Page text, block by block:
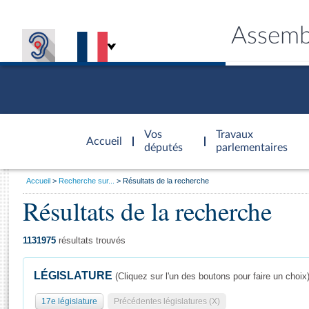
Accueil
d'accueil
Vos
députés
Travaux
parlementaires
Général
Vous
Accueil Recherche sur... Résultats de la recherche
Résultats de la recherche
1131975 résultats trouvés
LÉGISLATURE (Cliquez sur l'un des boutons pour faire un choix)
17e législature Précédentes législatures (X)